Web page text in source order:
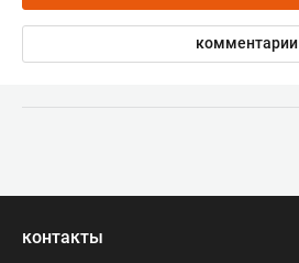
комментарии
контакты